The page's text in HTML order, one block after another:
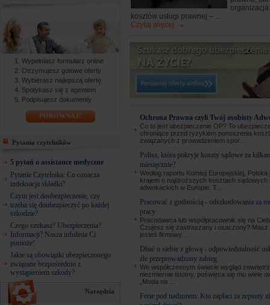
Wypełniasz formularz online
Otrzymujesz gotowe oferty
Wybierasz najlepszą ofertę
Spotykasz się z agentem
Podpisujesz dokumenty
PORÓWNAJ!
Pytania czytelników
5 pytań o assistance medyczne
Pytanie Czytelnika: Co oznacza
indeksacja składki?
Czym jest doubezpieczenie, czy
trzeba się doubezpieczyć po każdej
szkodzie?
Czego szukasz? Ubezpieczenia?
Informacji? Nasza infolinia Ci
pomoże!
Jakie są obowiązki ubezpieczonego
związane bezpośrednio z
wystąpieniem szkody?
Narzędzia
kosztów usługi prawnej – ...
Czytaj więcej
Ochrona Prawna czyli Twój osobisty
Co to jest ubezpieczenie OP? To
chroniące przed ryzykiem ponoszenia
związanych z prowadzeniem spor...
Polisa, która pokryje koszty sądowe za
miesięcznie?
Według raportu Komisji Europejskiej, Polska
krajem o najdroższych kosztach sądowych i
adwokackich w Europie. T...
Pracować z godnością - odszkodowania za
pracy
Pracodawca lub współpracownik się na
Czujesz się zastraszany i osaczony? Masz
jesteś firmowy...
Dbać o siebie z głową - odpowiedzialność
źle przeprowadzony zabieg
We współczesnym świecie wygląd
niezmiernie istotny, poświęca się mu wiele
„Moda na ...
Ferie pod nadzorem: Kto zapłaci za zepsuty